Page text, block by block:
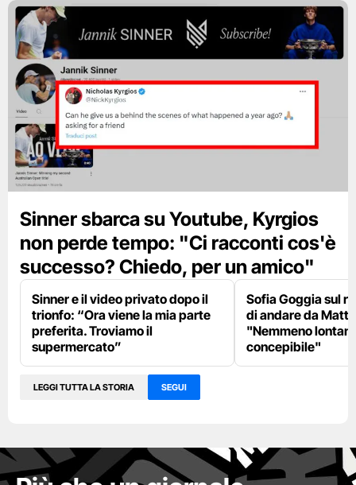
Sinner sbarca su Youtube, Kyrgios
non perde tempo: "Ci racconti cos'è
successo? Chiedo, per un amico"
Sinner e il video privato dopo il
trionfo: “Ora viene la mia parte
preferita. Troviamo il
supermercato”
Sofia Goggia sul
di andare da
"Nemmeno
concepibile"
LEGGI TUTTA LA STORIA SEGUI